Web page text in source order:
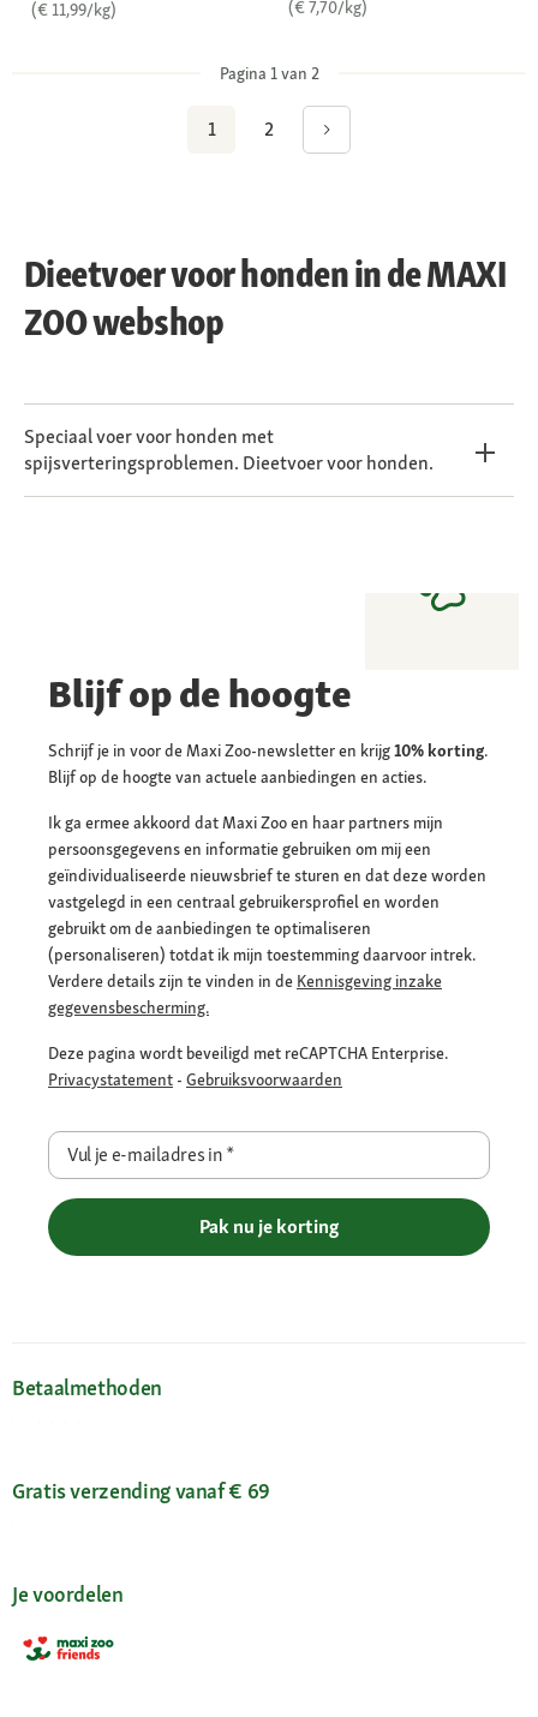
(€ 11,99/kg) (€ 7,70/kg)
Pagina 1 van 2
1 2
Dieetvoer voor honden in de MAXI
ZOO webshop
Speciaal voer voor honden met
spijsverteringsproblemen. Dieetvoer voor honden.
Blijf op de hoogte
Schrijf je in voor de Maxi Zoo-newsletter en krijg10% korting.
Blijf op de hoogte van actuele aanbiedingen en acties.
Ik ga ermee akkoord dat Maxi Zoo en haar partners mijn
persoonsgegevens en informatie gebruiken om mij een
geïndividualiseerde nieuwsbrief te sturen en dat deze worden
vastgelegd in een centraal gebruikersprofiel en worden
gebruikt om de aanbiedingen te optimaliseren
(personaliseren) totdat ik mijn toestemming daarvoor intrek.
Verdere details zijn te vinden in de Kennisgeving inzake
gegevensbescherming.
Deze pagina wordt beveiligd met reCAPTCHA Enterprise.
Privacystatement - Gebruiksvoorwaarden
Vul je e-mailadres in*
Pak nu je korting
Betaalmethoden
Gratis verzending vanaf € 69
Je voordelen